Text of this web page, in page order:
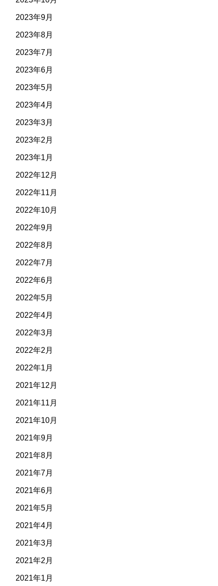
2023年9月
2023年8月
2023年7月
2023年6月
2023年5月
2023年4月
2023年3月
2023年2月
2023年1月
2022年12月
2022年11月
2022年10月
2022年9月
2022年8月
2022年7月
2022年6月
2022年5月
2022年4月
2022年3月
2022年2月
2022年1月
2021年12月
2021年11月
2021年10月
2021年9月
2021年8月
2021年7月
2021年6月
2021年5月
2021年4月
2021年3月
2021年2月
2021年1月